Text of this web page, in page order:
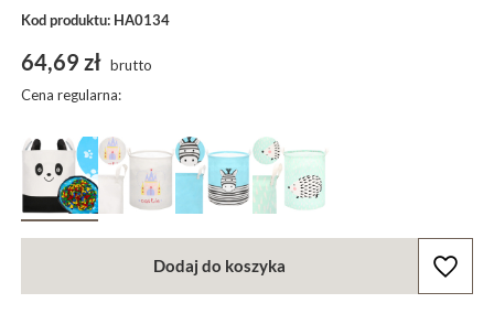
Kod produktu: HA0134
64,69 zł brutto
Cena regularna:
Dodaj do koszyka